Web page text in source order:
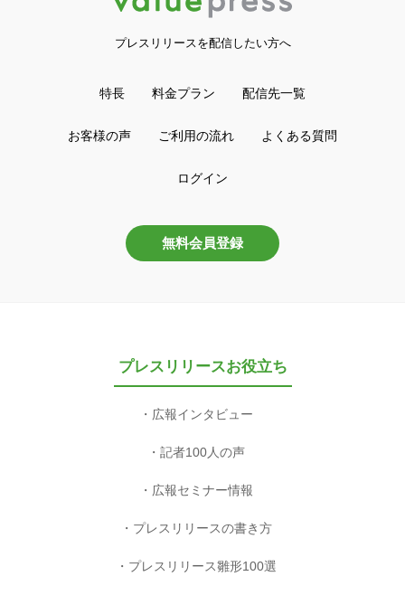
プレスリリースを配信したい方へ
特長 料金プラン 配信先一覧
お客様の声 ご利用の流れ よくある質問
ログイン
無料会員登録
プレスリリースお役立ち
広報インタビュー
記者100人の声
広報セミナー情報
プレスリリースの書き方
プレスリリース雛形100選